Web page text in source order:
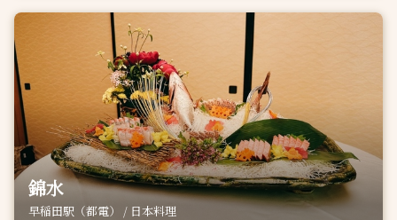
錦水
早稲田駅（都電） / 日本料理